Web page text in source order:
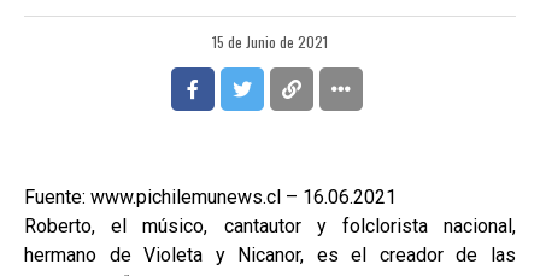
15 de Junio de 2021
Fuente: www.pichilemunews.cl – 16.06.2021
Roberto, el músico, cantautor y folclorista nacional,
hermano de Violeta y Nicanor, es el creador de las